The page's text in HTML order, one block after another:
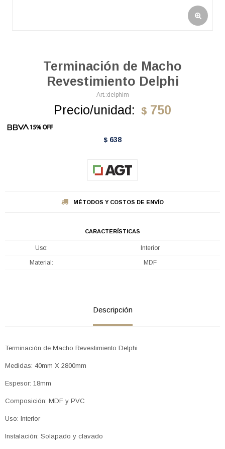
Terminación de Macho
Revestimiento Delphi
delphim
Precio/unidad: $ 750
$ 638
MÉTODOS Y COSTOS DE ENVÍO
CARACTERÍSTICAS
Uso Interior
Material MDF
Descripción
Terminación de Macho Revestimiento Delphi
Medidas: 40mm X 2800mm
Espesor: 18mm
Composición: MDF y PVC
Uso: Interior
Instalación: Solapado y clavado